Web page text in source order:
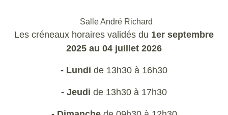
Salle André Richard
Les créneaux horaires validés du 1er septembre
2025 au 04 juillet 2026
- Lundi de 13h30 à 16h30
- Jeudi de 13h30 à 17h30